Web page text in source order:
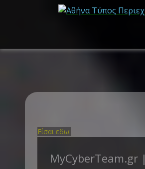
Είσαι εδω:
MyCyberTeam.gr |